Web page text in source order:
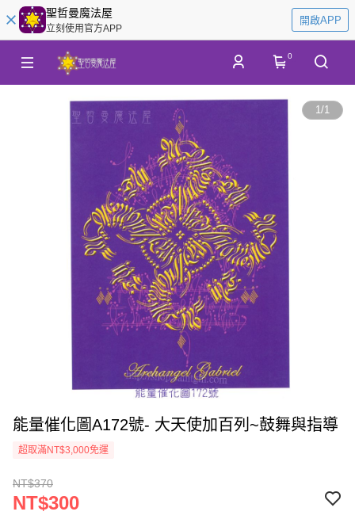
聖哲曼魔法屋
立刻使用官方APP
開啟APP
0
1/1
能量催化圖A172號- 大天使加百列~鼓舞與指導
超取滿NT$3,000免運
NT$370
NT$300